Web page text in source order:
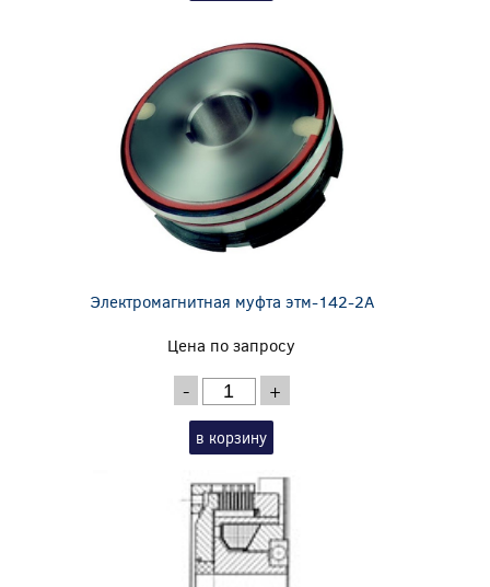
Электромагнитная муфта этм-142-2А
Цена по запросу
- +
в корзину